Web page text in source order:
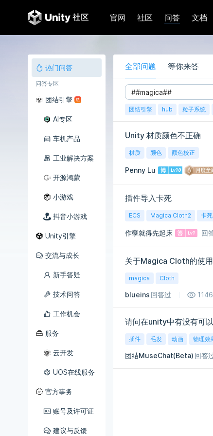
官网 社区 问答 文档
热门问答
问答专区
团结引擎
AI专区
车机产品
工业解决方案
开源鸿蒙
小游戏
抖音小游戏
Unity引擎
交流与成长
新手答疑
技术问答
工作机会
服务
云开发
UOS在线服务
官方事务
账号及许可证
建议与反馈
全部问题 等你来答
团结引擎 hub 粒子系统
Unity 材质颜色不正确
材质 颜色 颜色校正
Penny Lu
插件导入卡死
ECS Magica Cloth2 卡死
作孽就得先起床 回
关于Magica Cloth的使
magica Cloth
blueins 回答过 1146
请问在unity中有没有可
插件 毛发 动画 物理效
团结MuseChat(Beta) 回答